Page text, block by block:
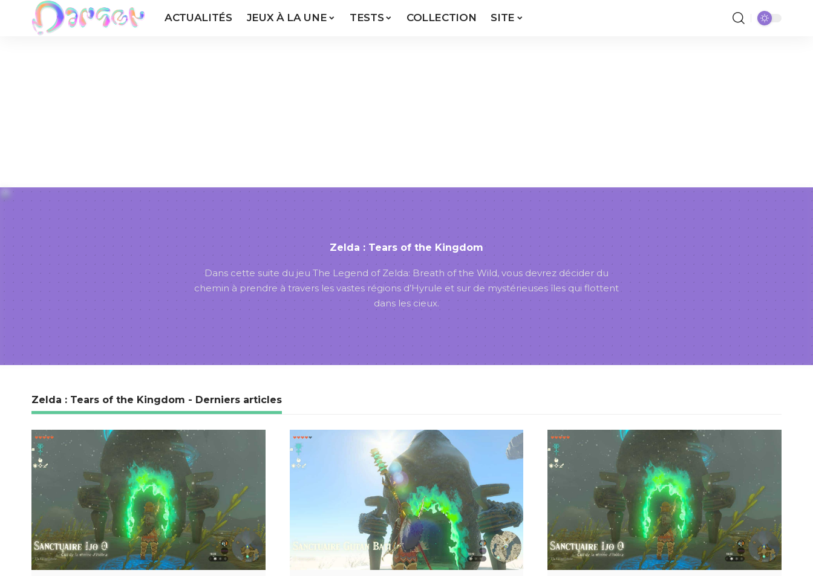
ACTUALITÉS JEUX À LA UNE TESTS COLLECTION SITE
Zelda : Tears of the Kingdom
Dans cette suite du jeu The Legend of Zelda: Breath of the Wild, vous devrez décider du
chemin à prendre à travers les vastes régions d’Hyrule et sur de mystérieuses îles qui flottent
dans les cieux.
Zelda : Tears of the Kingdom - Derniers articles